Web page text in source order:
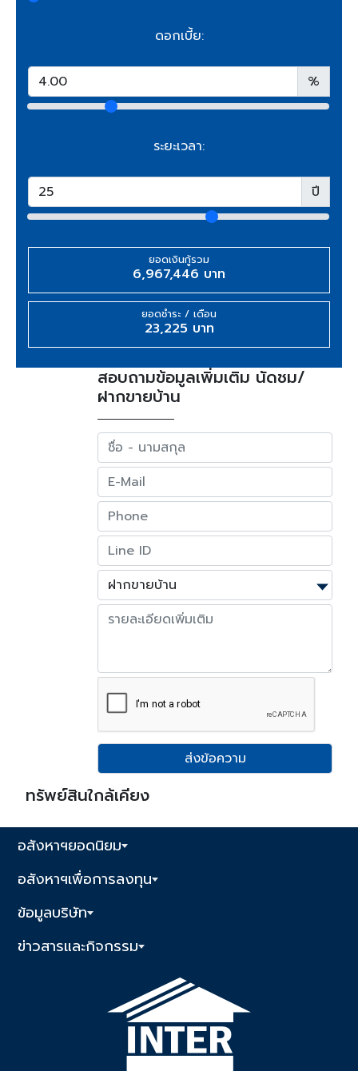
ดอกเบี้ย:
%
ระยะเวลา:
ปี
ยอดเงินกู้รวม
6,967,446 บาท
ยอดชำระ / เดือน
23,225 บาท
สอบถามข้อมูลเพิ่มเติม นัดชม/
ฝากขายบ้าน
ส่งข้อความ
ทรัพย์สินใกล้เคียง
อสังหาฯยอดนิยม
อสังหาฯเพื่อการลงทุน
ข้อมูลบริษัท
ข่าวสารและกิจกรรม